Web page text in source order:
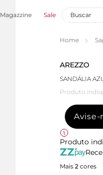
Magazzine Sale
Home
AREZZO
SANDÁLIA
Produto
Avise-
Produto
Mais 2 cores